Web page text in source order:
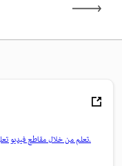
تعلم من خلال مقاطع فيديو تعليمية خطوة بخطوة وإرشادات عملية مباشرة داخل التطبيق.